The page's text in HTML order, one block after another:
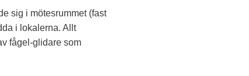
sig i mötesrummet (fast
i lokalerna. Allt
fågel-glidare som